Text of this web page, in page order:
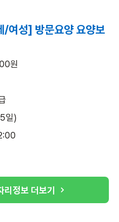
성] 방문요양 요양보
원
일)
리정보 더보기